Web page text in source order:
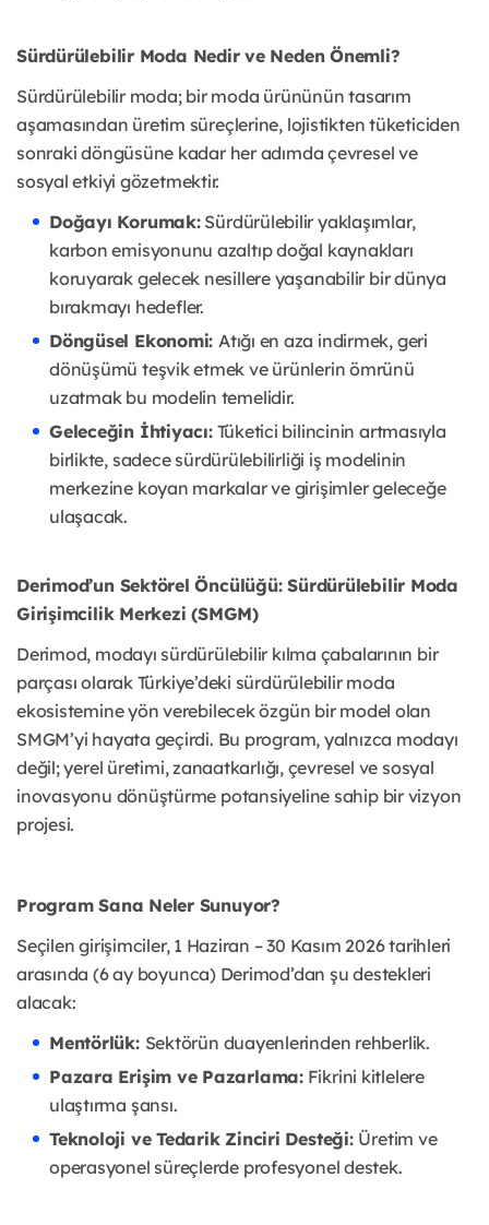
Sürdürülebilir Moda Nedir ve Neden Önemli?
Sürdürülebilir moda; bir moda ürününün tasarım
aşamasından üretim süreçlerine, lojistikten tüketiciden
sonraki döngüsüne kadar her adımda çevresel ve
sosyal etkiyi gözetmektir.
Doğayı Korumak:Sürdürülebilir yaklaşımlar,
karbon emisyonunu azaltıp doğal kaynakları
koruyarak gelecek nesillere yaşanabilir bir dünya
bırakmayı hedefler.
Döngüsel Ekonomi: Atığı en aza indirmek, geri
dönüşümü teşvik etmek ve ürünlerin ömrünü
uzatmak bu modelin temelidir.
Geleceğin İhtiyacı:Tüketici bilincinin artmasıyla
birlikte, sadece sürdürülebilirliği iş modelinin
merkezine koyan markalar ve girişimler geleceğe
ulaşacak.
Derimod’un Sektörel Öncülüğü: Sürdürülebilir Moda
Girişimcilik Merkezi (SMGM)
Derimod, modayı sürdürülebilir kılma çabalarının bir
parçası olarak Türkiye’deki sürdürülebilir moda
ekosistemine yön verebilecek özgün bir model olan
SMGM’yi hayata geçirdi. Bu program, yalnızca modayı
değil; yerel üretimi, zanaatkarlığı, çevresel ve sosyal
inovasyonu dönüştürme potansiyeline sahip bir vizyon
projesi.
Program Sana Neler Sunuyor?
Seçilen girişimciler, 1 Haziran – 30 Kasım 2026 tarihleri
arasında (6 ay boyunca) Derimod’dan şu destekleri
alacak:
Mentörlük: Sektörün duayenlerinden rehberlik.
Pazara Erişim ve Pazarlama:Fikrini kitlelere
ulaştırma şansı.
Teknoloji ve Tedarik Zinciri Desteği: Üretim ve
operasyonel süreçlerde profesyonel destek.